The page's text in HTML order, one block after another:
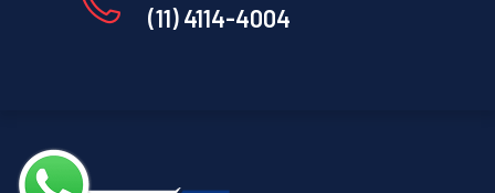
(11) 4114-4004